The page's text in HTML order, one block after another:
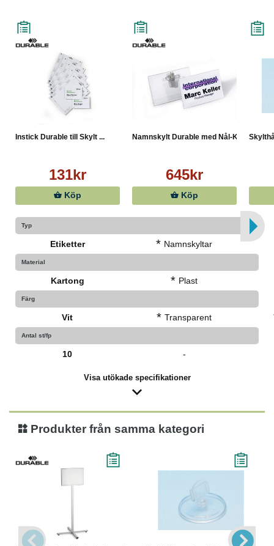
Instick Durable till Skylt ...
131kr
Köp
Namnskylt Durable med Nål-K...
645kr
Köp
Typ
Etiketter * Namnskyltar
Material
Kartong * Plast
Färg
Vit * Transparent
Antal st/fp
10 -
Visa utökade specifikationer
Produkter från samma kategori